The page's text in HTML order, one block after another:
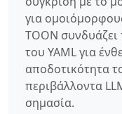
για
TOON
του YAML για
αποδοτικότητα
περιβάλλοντα
σημασία.